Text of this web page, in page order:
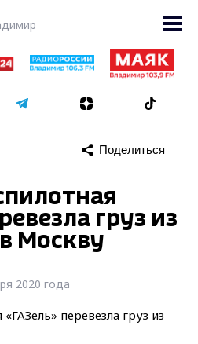
Поделиться
груз из
Москву
2020 года